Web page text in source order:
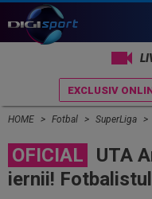
EXCLUSIV
HOME Fotbal SuperLiga
OFICIAL
UTA
iernii!